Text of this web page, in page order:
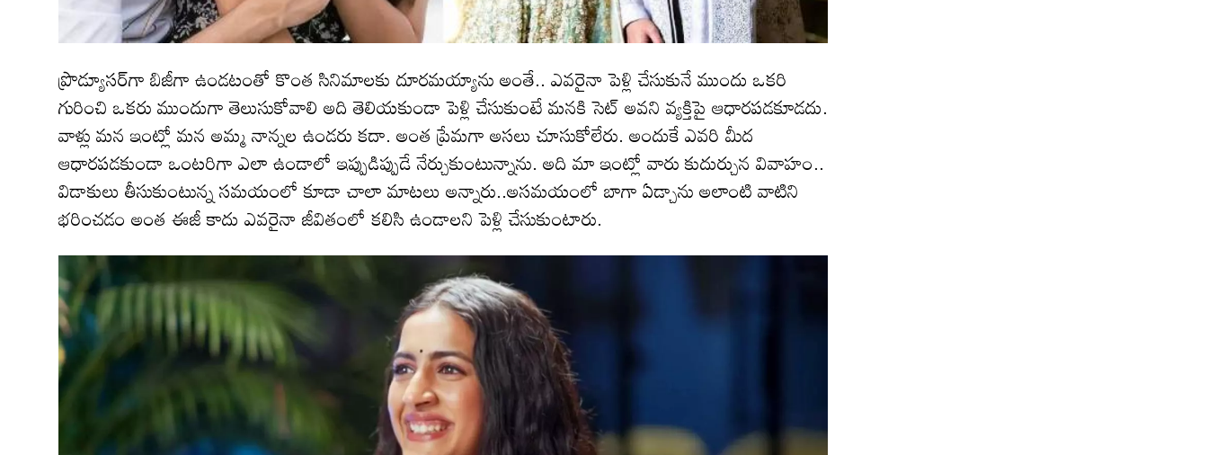
ప్రొడ్యూసర్‌గా బిజీగా ఉండటంతో కొంత సినిమాలకు దూరమయ్యాను అంతే.. ఎవరైనా పెళ్లి చేసుకునే ముందు ఒకరి
గురించి ఒకరు ముందుగా తెలుసుకోవాలి అది తెలియకుండా పెళ్లి చేసుకుంటే మనకి సెట్ అవని వ్యక్తిపై ఆధారపడకూడదు.
వాళ్లు మన ఇంట్లో మన అమ్మ నాన్నల ఉండరు కదా. అంత ప్రేమగా అసలు చూసుకోలేరు. అందుకే ఎవరి మీద
ఆధారపడకుండా ఒంటరిగా ఎలా ఉండాలో ఇప్పుడిప్పుడే నేర్చుకుంటున్నాను. అది మా ఇంట్లో వారు కుదుర్చున వివాహం..
విడాకులు తీసుకుంటున్న సమయంలో కూడా చాలా మాటలు అన్నారు..అస‌మ‌యంలో బాగా ఏడ్చాను అలాంటి వాటిని
భరించడం అంత ఈజీ కాదు ఎవరైనా జీవితంలో కలిసి ఉండాలని పెళ్లి చేసుకుంటారు.